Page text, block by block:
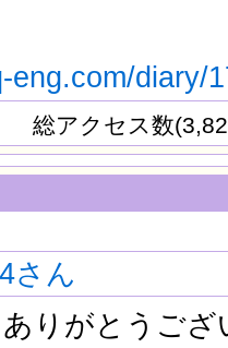
eng.com/diary/
総アクセス数
さん
りがとうござ